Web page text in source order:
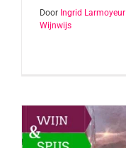
Door Ingrid Larmoyeur
Wijnwijs